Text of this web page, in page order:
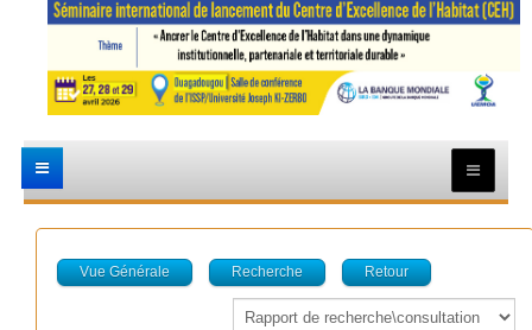
Vue Générale Recherche Retour